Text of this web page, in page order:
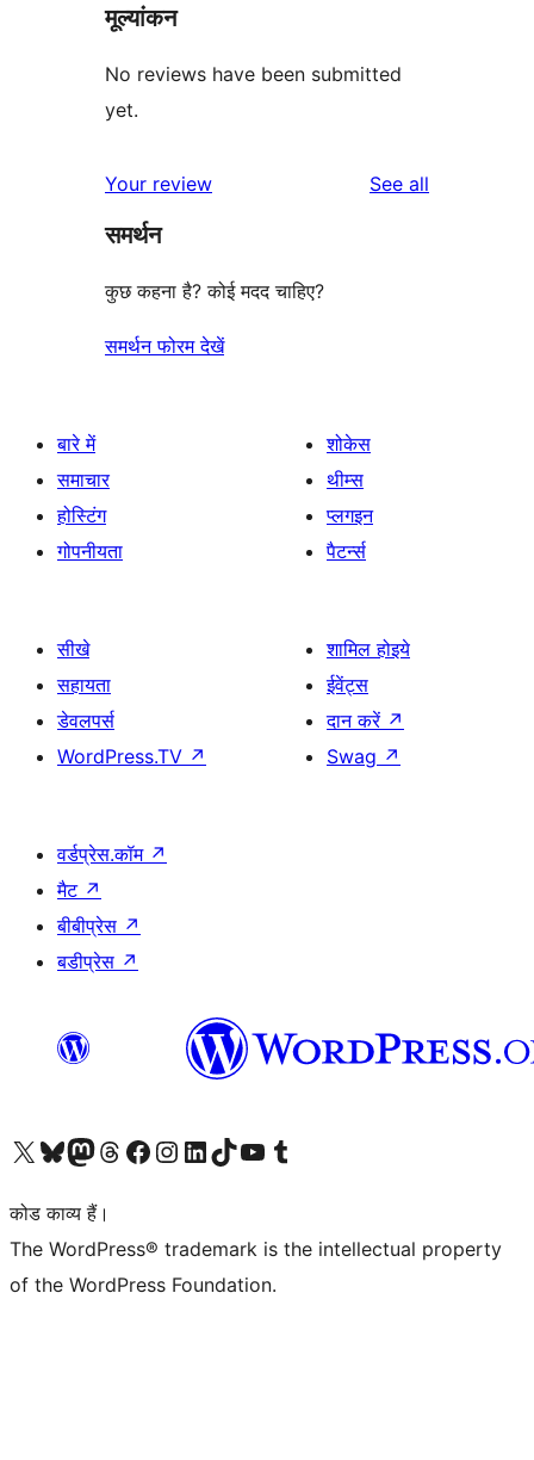
मूल्यांकन
No reviews have been submitted
yet.
Your review See all
समर्थन
कुछ कहना है? कोई मदद चाहिए?
समर्थन फोरम देखें
बारे में
समाचार
होस्टिंग
गोपनीयता
शोकेस
थीम्स
प्लगइन
पैटर्न्स
सीखे
सहायता
डेवलपर्स
WordPress.TV ↗
शामिल होइये
ईवेंट्स
दान करें ↗
Swag ↗
वर्डप्रेस.कॉम ↗
मैट ↗
बीबीप्रेस ↗
बडीप्रेस ↗
Visit our X (formerly Twitter) account
हमारे बलुस्की खाते पर जाएँVisit our Mastodon account
हमारे थ्रेड्स अकाउंट पर जाएंहमारे फेसबुक पेज पर जाएँहमारे इंस्टाग्राम अकाउंट पर जाएंहमारे लिंक्डइन खाते पर जाएँहमारे टिकटॉक खाते पर जाएँहमारे यूट्यूब चैनल पर जाएंहमारे Tumblr खाते पर जाएँ
कोड काव्य हैं।
The WordPress® trademark is the intellectual property
of the WordPress Foundation.